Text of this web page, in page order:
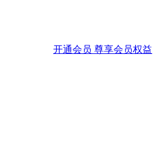
开通会员 尊享会员权益